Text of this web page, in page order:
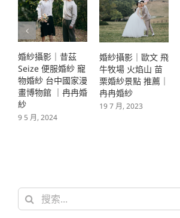
婚紗攝影｜歐文 飛
牛牧場 火焰山 苗
栗婚紗景點 推薦｜
冉冉婚紗
19 7 月, 2023
婚紗攝影｜昔茲
Seize 美式婚紗 顏
氏牧場 海邊婚紗
彰化婚紗場景 推薦
｜冉冉婚紗
搜